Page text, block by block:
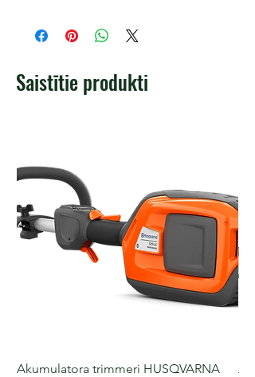
Saistītie produkti
Akumulatora trimmeri HUSQVARNA